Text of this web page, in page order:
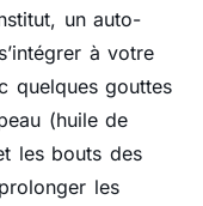
un auto-
à votre
quelques gouttes
(huile de
les bouts des
les